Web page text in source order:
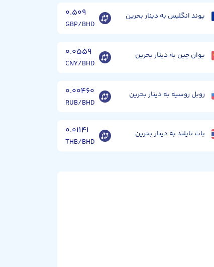
پوند انگلیس به دینار بحرین ۰.۵۰۹
GBP/BHD
یوان چین به دینار بحرین ۰.۰۵۵۹
CNY/BHD
روبل روسیه به دینار بحرین ۰.۰۰۴۶۰
RUB/BHD
بات تایلند به دینار بحرین ۰.۰۱۱۴۱
THB/BHD